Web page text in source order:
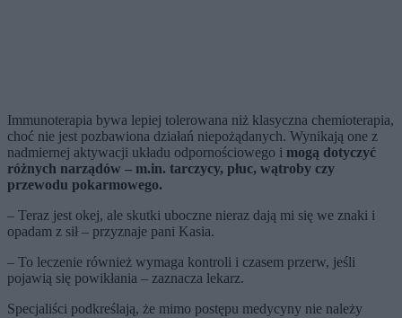
Immunoterapia bywa lepiej tolerowana niż klasyczna chemioterapia,
choć nie jest pozbawiona działań niepożądanych. Wynikają one z
nadmiernej aktywacji układu odpornościowego i mogą dotyczyć
różnych narządów – m.in. tarczycy, płuc, wątroby czy
przewodu pokarmowego.
– Teraz jest okej, ale skutki uboczne nieraz dają mi się we znaki i
opadam z sił – przyznaje pani Kasia.
– To leczenie również wymaga kontroli i czasem przerw, jeśli
pojawią się powikłania – zaznacza lekarz.
Specjaliści podkreślają, że mimo postępu medycyny nie należy